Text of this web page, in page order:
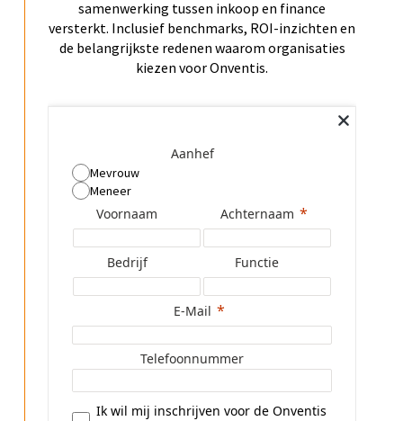
samenwerking tussen inkoop en finance
versterkt. Inclusief benchmarks, ROI-inzichten en
de belangrijkste redenen waarom organisaties
kiezen voor Onventis.
Aanhef
Mevrouw
Meneer
Voornaam Achternaam
Bedrijf Functie
E-Mail
Telefoonnummer
Ik wil mij inschrijven voor de Onventis